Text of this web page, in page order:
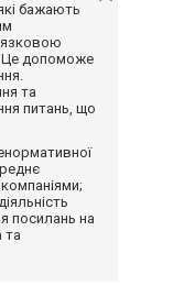
бажають
Це допоможе
та
питань, що
посилань на
та